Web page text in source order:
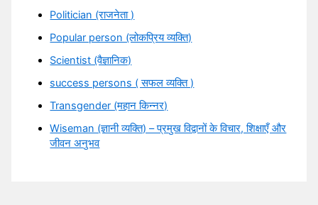
Politician (राजनेता )
Popular person (लोकप्रिय व्यक्ति)
Scientist (वैज्ञानिक)
success persons ( सफल व्यक्ति )
Transgender (महान किन्नर)
Wiseman (ज्ञानी व्यक्ति) – प्रमुख विद्वानों के विचार, शिक्षाएँ और
जीवन अनुभव